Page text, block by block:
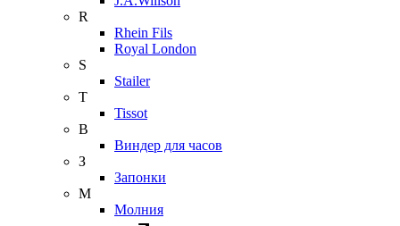
R
Rhein Fils
Royal London
S
Stailer
T
Tissot
В
Виндер для часов
З
Запонки
М
Молния